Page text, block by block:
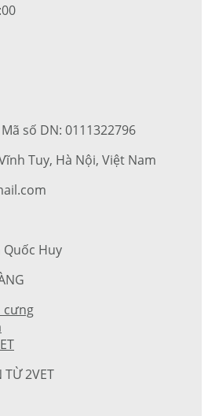
số DN: 0111322796
Tuy, Hà Nội, Việt Nam
Huy
cưng
2VET